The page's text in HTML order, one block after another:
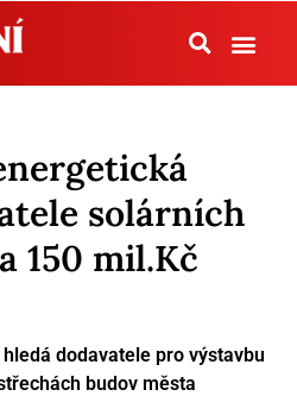
solárních
150 mil.Kč
dodavatele pro výstavbu
budov města